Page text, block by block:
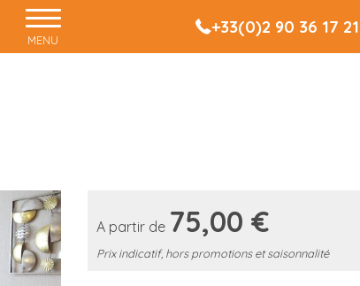
MENU
+33(0)2 90 36 17 21
A partir de 75,00 €
Prix indicatif, hors promotions et saisonnalité